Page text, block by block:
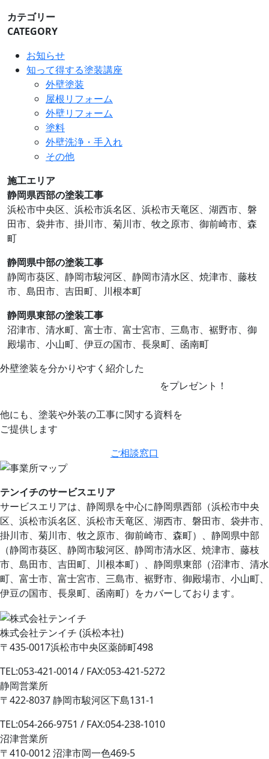
カテゴリー
CATEGORY
お知らせ
知って得する塗装講座
外壁塗装
屋根リフォーム
外壁リフォーム
塗料
外壁洗浄・手入れ
その他
施工エリア
静岡県西部の塗装工事
浜松市中央区、浜松市浜名区、浜松市天竜区、湖⻄市、磐
田市、袋井市、掛川市、菊川市、牧之原市、御前崎市、森
町
静岡県中部の塗装工事
静岡市葵区、静岡市駿河区、静岡市清水区、焼津市、藤枝
市、島田市、吉田町、川根本町
静岡県東部の塗装工事
沼津市、清水町、富士市、富士宮市、三島市、裾野市、御
殿場市、小山町、伊豆の国市、⻑泉町、函南町
外壁塗装を分かりやすく紹介した
をプレゼント！
他にも、塗装や外装の工事に関する資料を
ご提供します
ご相談窓口
テンイチのサービスエリア
サービスエリアは、静岡県を中心に静岡県⻄部（浜松市中央
区、浜松市浜名区、浜松市天竜区、湖⻄市、磐田市、袋井市、
掛川市、菊川市、牧之原市、御前崎市、森町）、静岡県中部
（静岡市葵区、静岡市駿河区、静岡市清水区、焼津市、藤枝
市、島田市、吉田町、川根本町）、静岡県東部（沼津市、清水
町、富士市、富士宮市、三島市、裾野市、御殿場市、小山町、
伊豆の国市、⻑泉町、函南町）をカバーしております。
株式会社テンイチ (浜松本社)
〒435-0017浜松市中央区薬師町498
TEL:053-421-0014 / FAX:053-421-5272
静岡営業所
〒422-8037 静岡市駿河区下島131-1
TEL:054-266-9751 / FAX:054-238-1010
沼津営業所
〒410-0012 沼津市岡一色469-5